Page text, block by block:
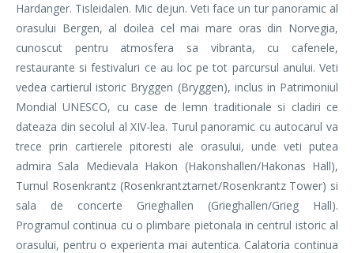
Hardanger. Tisleidalen. Mic dejun. Veti face un tur panoramic al
orasului Bergen, al doilea cel mai mare oras din Norvegia,
cunoscut pentru atmosfera sa vibranta, cu cafenele,
restaurante si festivaluri ce au loc pe tot parcursul anului. Veti
vedea cartierul istoric Bryggen (Bryggen), inclus in Patrimoniul
Mondial UNESCO, cu case de lemn traditionale si cladiri ce
dateaza din secolul al XIV-lea. Turul panoramic cu autocarul va
trece prin cartierele pitoresti ale orasului, unde veti putea
admira Sala Medievala Hakon (Hakonshallen/Hakonas Hall),
Turnul Rosenkrantz (Rosenkrantztarnet/Rosenkrantz Tower) si
sala de concerte Grieghallen (Grieghallen/Grieg Hall).
Programul continua cu o plimbare pietonala in centrul istoric al
orasului, pentru o experienta mai autentica. Calatoria continua